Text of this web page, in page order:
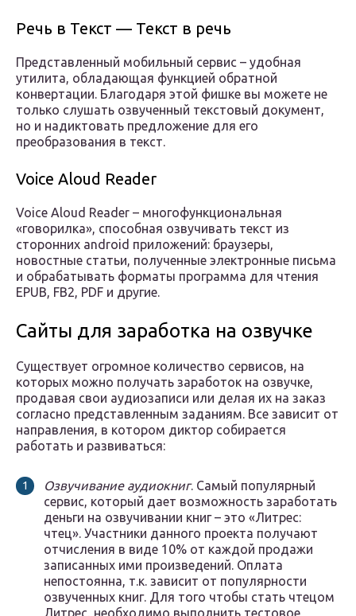
Речь в Текст — Текст в речь
Представленный мобильный сервис – удобная
утилита, обладающая функцией обратной
конвертации. Благодаря этой фишке вы можете не
только слушать озвученный текстовый документ,
но и надиктовать предложение для его
преобразования в текст.
Voice Aloud Reader
Voice Aloud Reader – многофункциональная
«говорилка», способная озвучивать текст из
сторонних android приложений: браузеры,
новостные статьи, полученные электронные письма
и обрабатывать форматы программа для чтения
EPUB, FB2, PDF и другие.
Сайты для заработка на озвучке
Существует огромное количество сервисов, на
которых можно получать заработок на озвучке,
продавая свои аудиозаписи или делая их на заказ
согласно представленным заданиям. Все зависит от
направления, в котором диктор собирается
работать и развиваться:
Озвучивание аудиокниг. Самый популярный
сервис, который дает возможность заработать
деньги на озвучивании книг – это «Литрес:
чтец». Участники данного проекта получают
отчисления в виде 10% от каждой продажи
записанных ими произведений. Оплата
непостоянна, т.к. зависит от популярности
озвученных книг. Для того чтобы стать чтецом
Литрес, необходимо выполнить тестовое